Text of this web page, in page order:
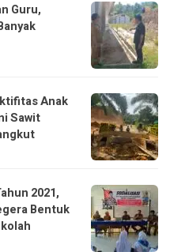
Guru,
Anak
Sawit
2021,
Bentuk